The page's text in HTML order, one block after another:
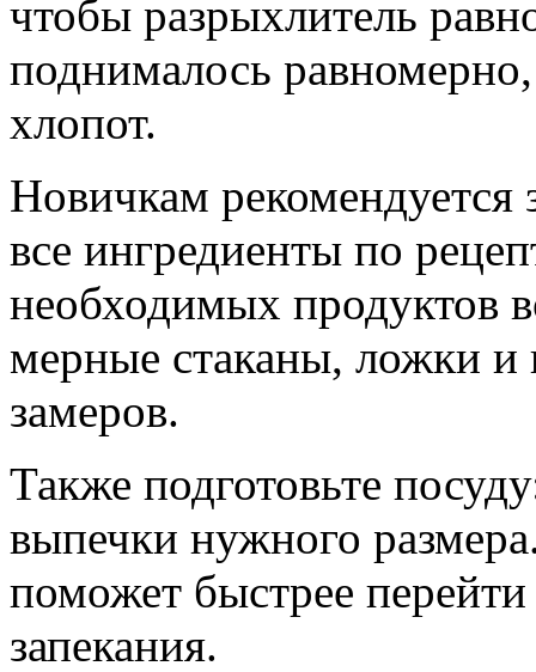
чтобы разрыхлитель
поднималось
хлопот.
Новичкам рекомендуется
все ингредиенты по
необходимых продуктов
мерные стаканы, ложки
замеров.
Также подготовьте
выпечки нужного
поможет быстрее
запекания.